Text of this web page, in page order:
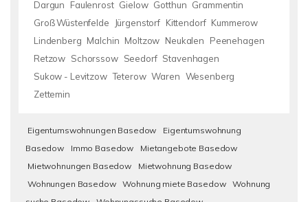
Dargun
Faulenrost Gielow Gotthun Grammentin
Groß Wüstenfelde
Jürgenstorf Kittendorf Kummerow
Lindenberg Malchin Moltzow Neukalen
Peenehagen
Retzow Schorssow Seedorf Stavenhagen
Sukow - Levitzow Teterow Waren Wesenberg
Zettemin
Eigentumswohnungen Basedow
Eigentumswohnung
Basedow
Immo Basedow
Mietangebote Basedow
Mietwohnungen Basedow
Mietwohnung Basedow
Wohnungen Basedow
Wohnung miete Basedow
Wohnung